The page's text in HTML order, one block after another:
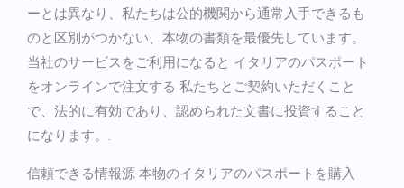
ーとは異なり、私たちは公的機関から通常入手できるも
のと区別がつかない、本物の書類を最優先しています。
当社のサービスをご利用になると イタリアのパスポート
をオンラインで注文する 私たちとご契約いただくこと
で、法的に有効であり、認められた文書に投資すること
になります。.
信頼できる情報源 本物のイタリアのパスポートを購入